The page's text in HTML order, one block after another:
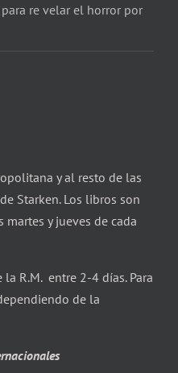
para re velar el horror por
y al resto de las
Starken. Los libros son
y jueves de cada
R.M. entre 2-4 días. Para
de la